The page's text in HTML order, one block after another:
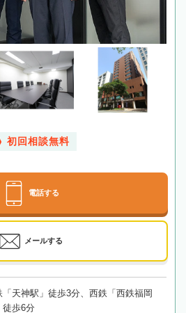
初回相談無料
電話する
メールする
天神駅」徒歩3分、西鉄「西鉄福岡
徒歩6分